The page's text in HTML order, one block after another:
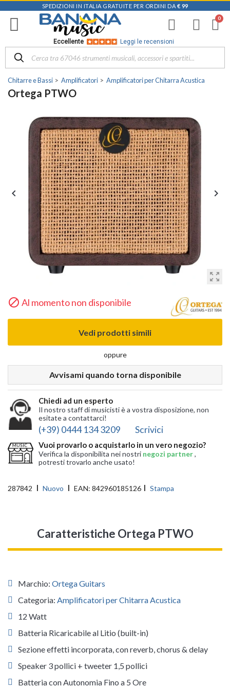
SPEDIZIONI IN ITALIA GRATUITE PER ORDINI DA € 99
Eccellente Leggi le recensioni
Chitarre e Bassi Amplificatori Amplificatori per Chitarra Acustica
Ortega PTWO
zoom_out_map
 
 Al momento non disponibile
Vedi prodotti simili
oppure
Avvisami quando torna disponibile
Chiedi ad un esperto
Il nostro staff di musicisti è a vostra disposizione, non
esitate a contattarci!
(+39) 0444 134 3209 Scrivici
Vuoi provarlo o acquistarlo in un vero negozio?
Verifica la disponibilita nei nostri negozi partner,
potresti trovarlo anche usato!
287842 Nuovo EAN: 842960185126 Stampa
Caratteristiche Ortega PTWO
Marchio: Ortega Guitars
Categoria: Amplificatori per Chitarra Acustica
12 Watt
Batteria Ricaricabile al Litio (built-in)
Sezione effetti incorporata, con reverb, chorus & delay
Speaker 3 pollici + tweeter 1,5 pollici
Batteria con Autonomia Fino a 5 Ore